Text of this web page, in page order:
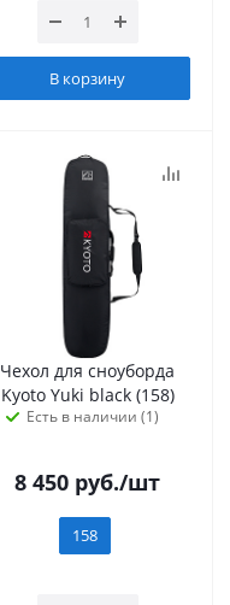
В корзину
Чехол для сноуборда
Kyoto Yuki black (158)
Есть в наличии (1)
8 450 руб./шт
158